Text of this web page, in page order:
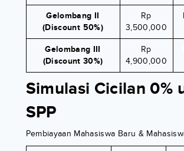
Gelombang II
(Discount 50%)
Rp
3,500,000
Gelombang III
(Discount 30%)
Rp
4,900,000
Simulasi Cicilan 0%
SPP
Pembiayaan Mahasiswa Baru &